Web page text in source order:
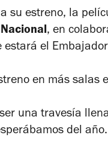
su estreno, la
, en
estará el
en más salas
una travesía
del año.